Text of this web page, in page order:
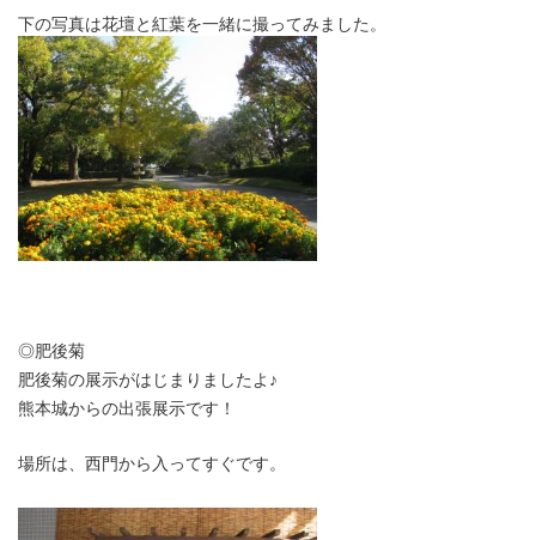
下の写真は花壇と紅葉を一緒に撮ってみました。
◎肥後菊
肥後菊の展示がはじまりましたよ♪
熊本城からの出張展示です！
場所は、西門から入ってすぐです。